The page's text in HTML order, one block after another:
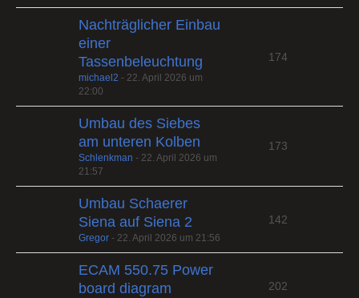
Nachträglicher Einbau
einer
Tassenbeleuchtung
michael2 - 22. April 2026 um
22:00
174
Umbau des Siebes
am unteren Kolben
Schlenkman - 22. April 2026 um
21:57
173
Umbau Schaerer
Siena auf Siena 2
Gregor - 22. April 2026 um 21:56
142
ECAM 550.75 Power
board diagram
202